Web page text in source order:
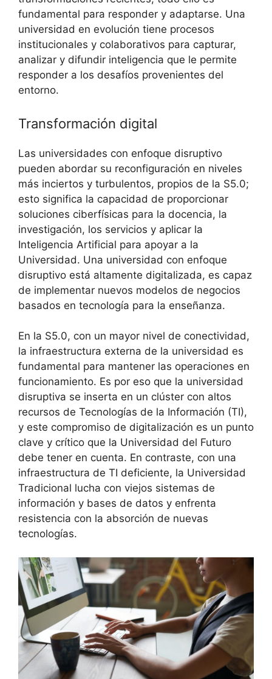
fundamental para responder y adaptarse. Una
universidad en evolución tiene procesos
institucionales y colaborativos para capturar,
analizar y difundir inteligencia que le permite
responder a los desafíos provenientes del
entorno.
Transformación digital
Las universidades con enfoque disruptivo
pueden abordar su reconfiguración en niveles
más inciertos y turbulentos, propios de la S5.0;
esto significa la capacidad de proporcionar
soluciones ciberfísicas para la docencia, la
investigación, los servicios y aplicar la
Inteligencia Artificial para apoyar a la
Universidad. Una universidad con enfoque
disruptivo está altamente digitalizada, es capaz
de implementar nuevos modelos de negocios
basados ​​en tecnología para la enseñanza.
En la S5.0, con un mayor nivel de conectividad,
la infraestructura externa de la universidad es
fundamental para mantener las operaciones en
funcionamiento. Es por eso que la universidad
disruptiva se inserta en un clúster con altos
recursos de Tecnologías de la Información (TI),
y este compromiso de digitalización es un punto
clave y crítico que la Universidad del Futuro
debe tener en cuenta. En contraste, con una
infraestructura de TI deficiente, la Universidad
Tradicional lucha con viejos sistemas de
información y bases de datos y enfrenta
resistencia con la absorción de nuevas
tecnologías.